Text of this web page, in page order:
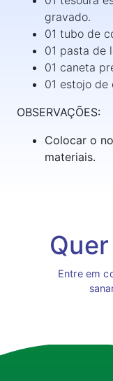
gravado.
01 tubo de
01 pasta de
01 caneta
01 estojo de
OBSERVAÇÕES:
Colocar o
materiais.
Entre em